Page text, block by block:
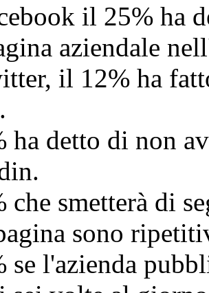
il 25% ha
aziendale
il 12% ha
ha detto di non
che smetterà di
sono
se l'azienda